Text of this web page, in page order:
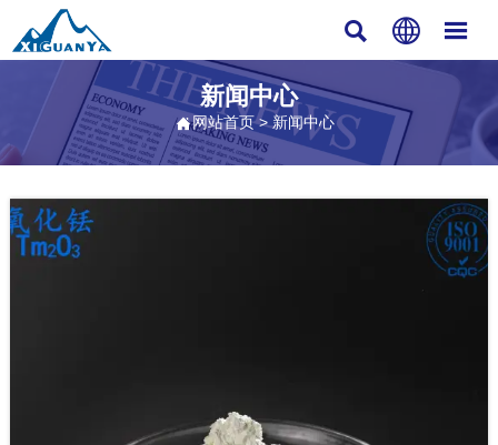
  
新闻中心
网站首页>新闻中心